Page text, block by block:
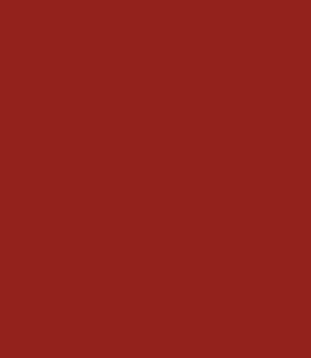
Eindruck über uns und unsere Arbeit
im Mittelpunkt stehen.
im WOHNMEISTERHAUS zu besuchen,
Es erwartet Sie eine über 200m² große
Wohnvorstellungen beraten. Hier können
Materialien und Farben aussuchen und an